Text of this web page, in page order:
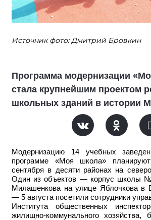
Источник фото: Дмитрий Бровкин
Программа модернизации
стала крупнейшим проектом
школьных зданий в истории
Модернизацию 14 учебных
программе «Моя школа»
сентября в десяти районах на
Один из объектов — корпус школы
Милашенкова на улице Яблочкова в
— 5 августа посетили сотрудники
Института общественных
жилищно-коммунального хозяйства,